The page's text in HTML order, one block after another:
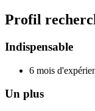
Profil
Indispensable
6 mois
Un plus